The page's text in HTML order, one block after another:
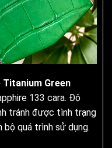
Green
133 cara. Độ
tránh được tình trạng
quá trình sử dụng.